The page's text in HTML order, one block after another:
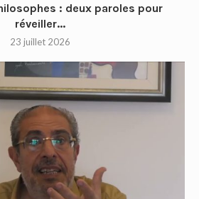
: deux paroles pour
réveiller...
23 juillet 2026